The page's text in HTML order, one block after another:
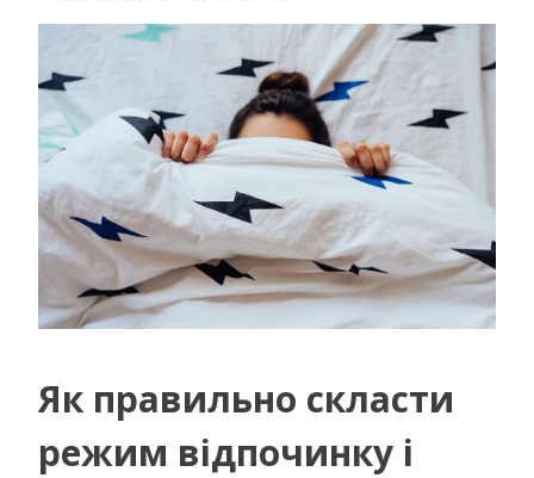
Як правильно скласти
режим відпочинку і